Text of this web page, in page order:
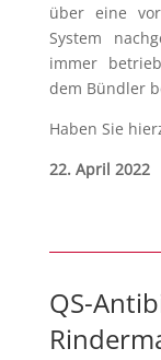
über eine
System
immer
dem Bündler
Haben Sie
22. April 2022
QS-